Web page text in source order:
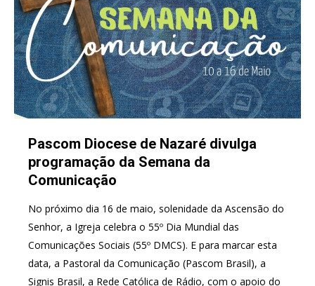
Pascom Diocese de Nazaré divulga
programação da Semana da
Comunicação
No próximo dia 16 de maio, solenidade da Ascensão do
Senhor, a Igreja celebra o 55º Dia Mundial das
Comunicações Sociais (55º DMCS). E para marcar esta
data, a Pastoral da Comunicação (Pascom Brasil), a
Signis Brasil, a Rede Católica de Rádio, com o apoio do